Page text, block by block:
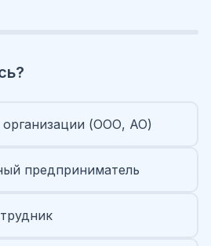
организации (ООО, АО)
предприниматель